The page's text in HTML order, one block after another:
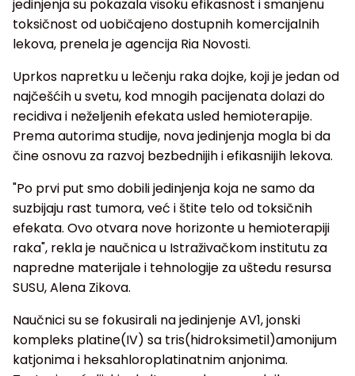
jedinjenja su pokazala visoku efikasnost i smanjenu
toksičnost od uobičajeno dostupnih komercijalnih
lekova, prenela je agencija Ria Novosti.
Uprkos napretku u lečenju raka dojke, koji je jedan od
najčešćih u svetu, kod mnogih pacijenata dolazi do
recidiva i neželjenih efekata usled hemioterapije.
Prema autorima studije, nova jedinjenja mogla bi da
čine osnovu za razvoj bezbednijih i efikasnijih lekova.
"Po prvi put smo dobili jedinjenja koja ne samo da
suzbijaju rast tumora, već i štite telo od toksičnih
efekata. Ovo otvara nove horizonte u hemioterapiji
raka", rekla je naučnica u Istraživačkom institutu za
napredne materijale i tehnologije za uštedu resursa
SUSU, Alena Zikova.
Naučnici su se fokusirali na jedinjenje AV1, jonski
kompleks platine(IV) sa tris(hidroksimetil)amonijum
katjonima i heksahloroplatinatnim anjonima.